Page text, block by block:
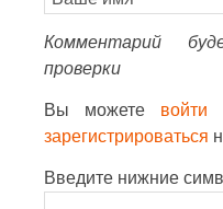
Комментарий
проверки
Вы можете войти
зарегистрироваться
Введите нижние